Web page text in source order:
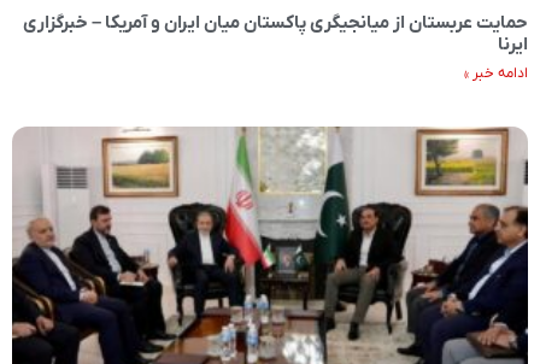
حمایت عربستان از میانجیگری پاکستان میان ایران و آمریکا – خبرگزاری
ایرنا
ادامه خبر »